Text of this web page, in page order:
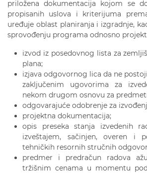
priložena dokumentacija kojom se
propisanih uslova i kriterijuma
uređuje oblast planiranja i izgradnje,
sprovođenju programa odnosno
izvod iz posedovnog lista za
plana;
izjava odgovornog lica da ne
zaključenim ugovorima za
nekom drugom osnovu za
odgovarajuće odobrenje za
projektna dokumentacija;
opis preseka stanja izvedenih
izveštajem, sačinjen, overen i
tehničkih resornih stručnih
predmer i predračun radova
tržišnim cenama u momentu